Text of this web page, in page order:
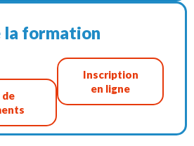
la formation
de
Inscription
en ligne